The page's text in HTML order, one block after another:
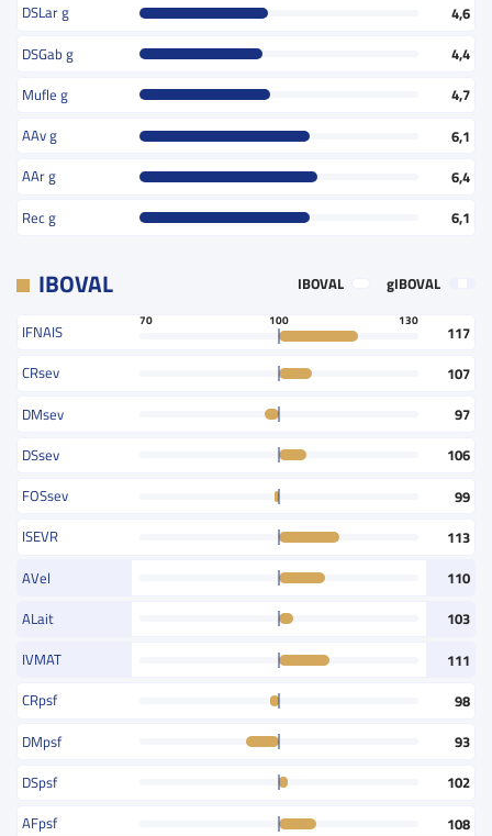
DSLar g
4,6
DSGab g
4,4
Mufle g
4,7
AAv g
6,1
AAr g
6,4
Rec g
6,1
IBOVAL IBOVAL gIBOVAL
IFNAIS
70 100 130
117
CRsev
107
DMsev
97
DSsev
106
FOSsev
99
ISEVR
113
AVel
110
ALait
103
IVMAT
111
CRpsf
98
DMpsf
93
DSpsf
102
AFpsf
108